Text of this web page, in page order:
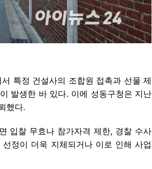
특정 건설사의 조합원 접촉과 선물 제
발생한 바 있다. 이에 성동구청은 지난
했다.
입찰 무효나 참가자격 제한, 경찰 수사
정이 더욱 지체되거나 이로 인해 사업